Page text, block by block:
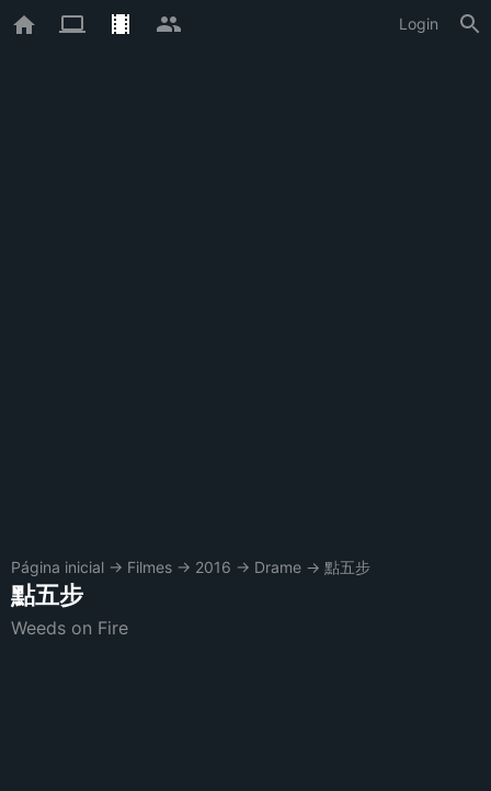
Login
Página inicial → Filmes → 2016 → Drame → 點五步
點五步
Weeds on Fire